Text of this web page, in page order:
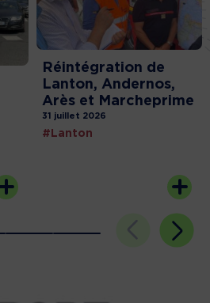
Réintégration de
Lanton, Andernos,
Arès et Marcheprime
31 juillet 2026
#Lanton